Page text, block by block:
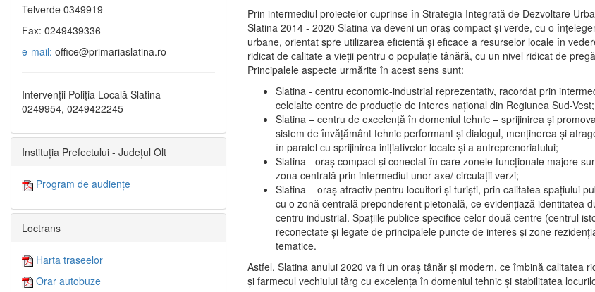
Prin intermediul proiectelor cuprinse în Strategia Integrată de Dezvoltare
Slatina 2014 - 2020 Slatina va deveni un oraş compact şi verde, cu o
urbane, orientat spre utilizarea eficientă şi eficace a resurselor locale în
ridicat de calitate a vieţii pentru o populaţie tânără, cu un nivel ridicat de
Principalele aspecte urmărite în acest sens sunt:
Slatina - centru economic-industrial reprezentativ, racordat prin
celelalte centre de producţie de interes naţional din Regiunea Sud-Vest;
Slatina – centru de excelenţă în domeniul tehnic – sprijinirea şi
sistem de învăţământ tehnic performant şi dialogul, menţinerea şi
în paralel cu sprijinirea iniţiativelor locale şi a antreprenoriatului;
Slatina - oraş compact şi conectat în care zonele funcţionale majore
zona centrală prin intermediul unor axe/ circulații verzi;
Slatina – oraş atractiv pentru locuitori şi turişti, prin calitatea spaţiului
cu o zonă centrală preponderent pietonală, ce evidenţiază identitatea
centru industrial. Spaţiile publice specifice celor două centre (centrul
reconectate şi legate de principalele puncte de interes şi zone
tematice.
Astfel, Slatina anului 2020 va fi un oraş tânăr şi modern, ce îmbină calitatea
şi farmecul vechiului târg cu excelenţa în domeniul tehnic şi stabilitatea
Telverde 0349919
Fax: 0249439336
e-mail: office@primariaslatina.ro
Intervenții Poliția Locală Slatina
0249954, 0249422245
Instituția Prefectului - Județul Olt
Program de audiențe
Loctrans
Harta traseelor
Orar autobuze